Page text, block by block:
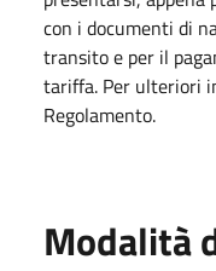
con i documenti di
transito e per il
tariffa. Per ulteriori
Regolamento.
Modalità